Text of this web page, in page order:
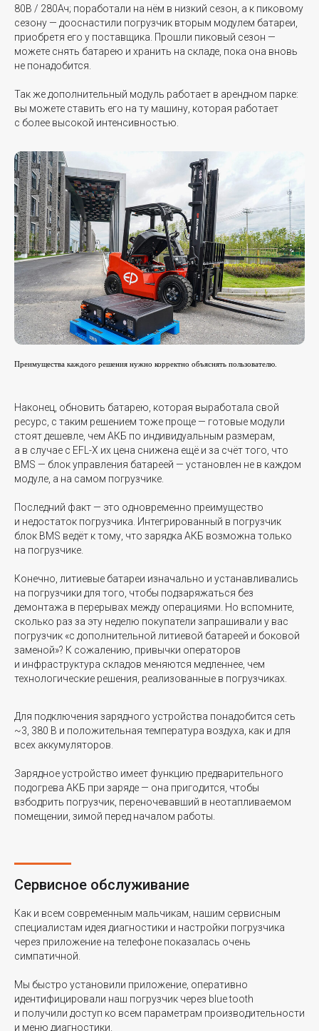
80В / 280Ач; поработали на нём в низкий сезон, а к пиковому
сезону — дооснастили погрузчик вторым модулем батареи,
приобретя его у поставщика. Прошли пиковый сезон —
можете снять батарею и хранить на складе, пока она вновь
не понадобится.
Так же дополнительный модуль работает в арендном парке:
вы можете ставить его на ту машину, которая работает
с более высокой интенсивностью.
Преимущества каждого решения нужно корректно объяснять пользователю.
Наконец, обновить батарею, которая выработала свой
ресурс, с таким решением тоже проще — готовые модули
стоят дешевле, чем АКБ по индивидуальным размерам,
а в случае с EFL-X их цена снижена ещё и за счёт того, что
BMS — блок управления батареей — установлен не в каждом
модуле, а на самом погрузчике.
Последний факт — это одновременно преимущество
и недостаток погрузчика. Интегрированный в погрузчик
блок BMS ведёт к тому, что зарядка АКБ возможна только
на погрузчике.
Конечно, литиевые батареи изначально и устанавливались
на погрузчики для того, чтобы подзаряжаться без
демонтажа в перерывах между операциями. Но вспомните,
сколько раз за эту неделю покупатели запрашивали у вас
погрузчик «с дополнительной литиевой батареей и боковой
заменой»? К сожалению, привычки операторов
и инфраструктура складов меняются медленнее, чем
технологические решения, реализованные в погрузчиках.
Для подключения зарядного устройства понадобится сеть
~3, 380 В и положительная температура воздуха, как и для
всех аккумуляторов.
Зарядное устройство имеет функцию предварительного
подогрева АКБ при заряде — она пригодится, чтобы
взбодрить погрузчик, переночевавший в неотапливаемом
помещении, зимой перед началом работы.
Сервисное обслуживание
Как и всем современным мальчикам, нашим сервисным
специалистам идея диагностики и настройки погрузчика
через приложение на телефоне показалась очень
симпатичной.
Мы быстро установили приложение, оперативно
идентифицировали наш погрузчик через blue tooth
и получили доступ ко всем параметрам производительности
и меню диагностики.